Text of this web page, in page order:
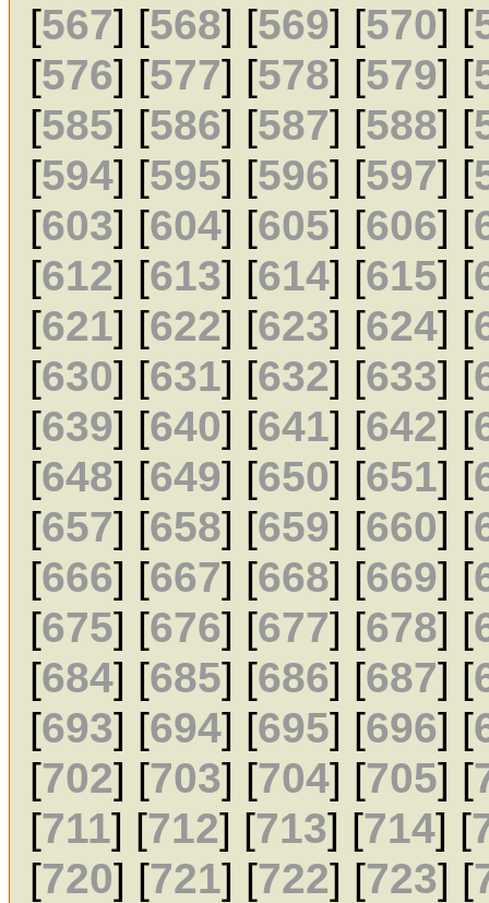
[567] [568] [569] [570] [
[576] [577] [578] [579] [
[585] [586] [587] [588] [
[594] [595] [596] [597] [
[603] [604] [605] [606] [
[612] [613] [614] [615] [
[621] [622] [623] [624] [
[630] [631] [632] [633] [
[639] [640] [641] [642] [
[648] [649] [650] [651] [
[657] [658] [659] [660] [
[666] [667] [668] [669] [
[675] [676] [677] [678] [
[684] [685] [686] [687] [
[693] [694] [695] [696] [
[702] [703] [704] [705] [
[711] [712] [713] [714] [
[720] [721] [722] [723] [